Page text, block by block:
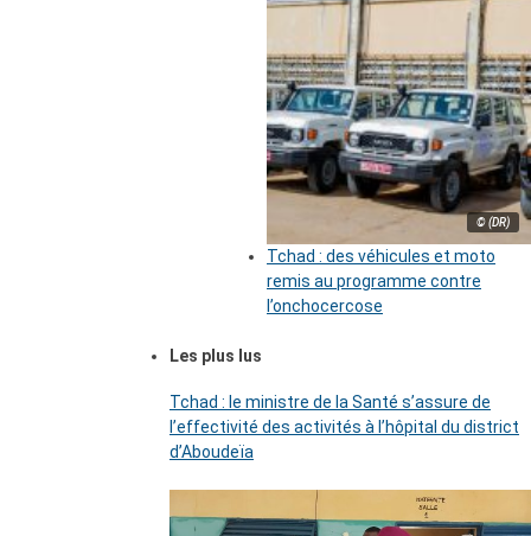
© (DR)
Tchad : des véhicules et moto
remis au programme contre
l’onchocercose
Les plus lus
Tchad : le ministre de la Santé s’assure de
l’effectivité des activités à l’hôpital du district
d’Aboudeïa